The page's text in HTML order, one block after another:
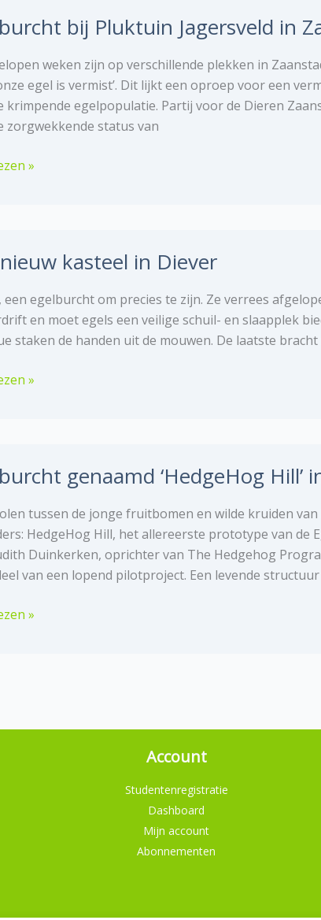
bij Pluktuin Jagersveld in
weken zijn op verschillende plekken in
egel is vermist’. Dit lijkt een oproep voor een
krimpende egelpopulatie. Partij voor de Dieren
zorgwekkende status van
»
kasteel in Diever
een egelburcht om precies te zijn. Ze verrees
en moet egels een veilige schuil- en slaapplek
staken de handen uit de mouwen. De laatste
»
genaamd ‘HedgeHog Hill’
tussen de jonge fruitbomen en wilde kruiden
HedgeHog Hill, het allereerste prototype van
Duinkerken, oprichter van The Hedgehog
van een lopend pilotproject. Een levende structuur
»
Account
Studentenregistratie
Dashboard
Mijn account
Abonnementen